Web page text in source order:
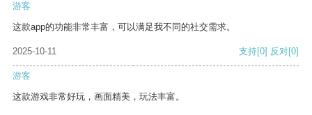
游客
这款app的功能非常丰富，可以满足我不同的社交需求。
2025-10-11 支持[0] 反对[0]
游客
这款游戏非常好玩，画面精美，玩法丰富。